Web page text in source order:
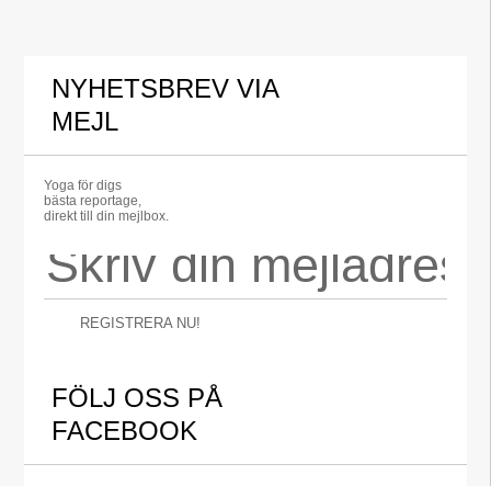
NYHETSBREV VIA
MEJL
Yoga för digs
bästa reportage,
direkt till din mejlbox.
REGISTRERA NU!
FÖLJ OSS PÅ
FACEBOOK